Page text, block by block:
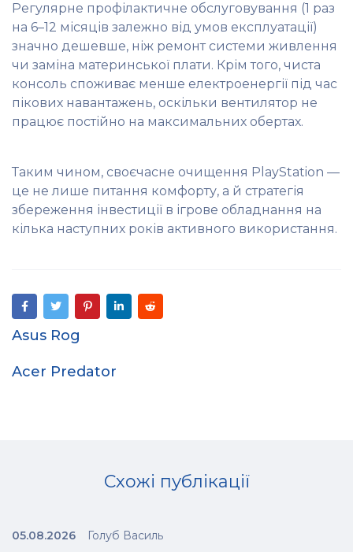
Регулярне профілактичне обслуговування (1 раз
на 6–12 місяців залежно від умов експлуатації)
значно дешевше, ніж ремонт системи живлення
чи заміна материнської плати. Крім того, чиста
консоль споживає менше електроенергії під час
пікових навантажень, оскільки вентилятор не
працює постійно на максимальних обертах.
Таким чином, своєчасне очищення PlayStation —
це не лише питання комфорту, а й стратегія
збереження інвестиції в ігрове обладнання на
кілька наступних років активного використання.
Asus Rog
Acer Predator
Схожі публікації
05.08.2026 Голуб Василь